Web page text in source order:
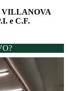
VILLANOVA
e C.F.